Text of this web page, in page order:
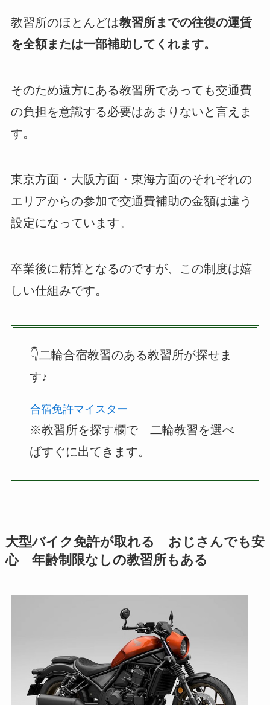
教習所のほとんどは教習所までの往復の運賃
を全額または一部補助してくれます。
そのため遠方にある教習所であっても交通費
の負担を意識する必要はあまりないと言えま
す。
東京方面・大阪方面・東海方面のそれぞれの
エリアからの参加で交通費補助の金額は違う
設定になっています。
卒業後に精算となるのですが、この制度は嬉
しい仕組みです。
👇二輪合宿教習のある教習所が探せま
す♪
合宿免許マイスター
※教習所を探す欄で 二輪教習を選べ
ばすぐに出てきます。
大型バイク免許が取れる おじさんでも安
心 年齢制限なしの教習所もある